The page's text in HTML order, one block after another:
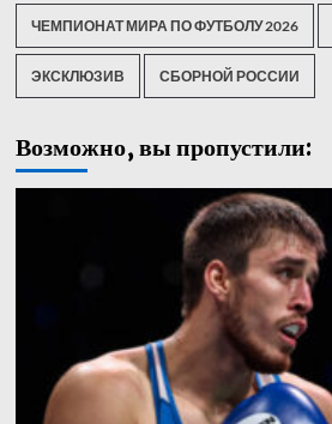
ЧЕМПИОНАТ МИРА ПО ФУТБОЛУ 2026
ЭКСКЛЮЗИВ СБОРНОЙ РОССИИ
Возможно, вы пропустили: